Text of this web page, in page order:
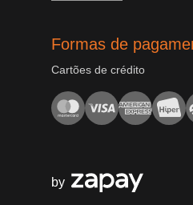
Formas de
Cartões de crédito
by